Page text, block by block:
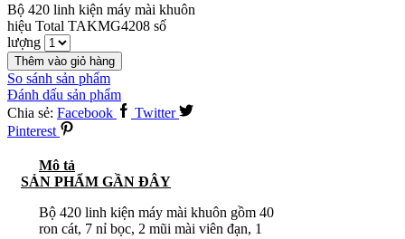
Bộ 420 linh kiện máy mài khuôn
hiệu Total TAKMG4208 số
lượng
Thêm vào giỏ hàng
So sánh sản phẩm
Đánh dấu sản phẩm
Chia sẻ: Facebook
Twitter
Pinterest
Mô tả
SẢN PHẨM GẦN ĐÂY
Bộ 420 linh kiện máy mài khuôn gồm 40
ron cát, 7 nỉ bọc, 2 mũi mài viên đạn, 1